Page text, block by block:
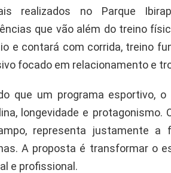
realizados no Parque
que vão além do treino
e contará com corrida, treino
focado em relacionamento e
que um programa esportivo,
longevidade e
representa justamente a
A proposta é transformar o
e profissional.